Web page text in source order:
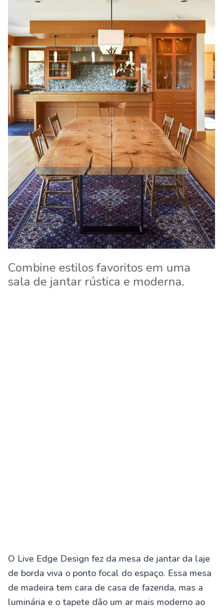
Combine estilos favoritos em uma
sala de jantar rústica e moderna.
O Live Edge Design fez da mesa de jantar da laje
de borda viva o ponto focal do espaço. Essa mesa
de madeira tem cara de casa de fazenda, mas a
luminária e o tapete dão um ar mais moderno ao